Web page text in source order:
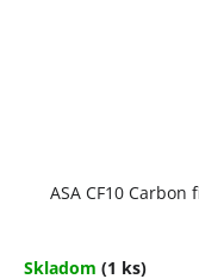
ASA CF10
Skladom (1 ks)